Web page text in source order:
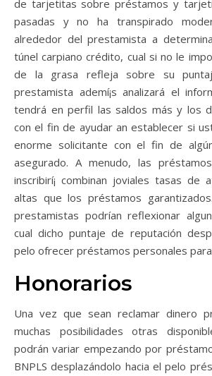
de tarjetitas sobre préstamos y
pasadas y no ha transpirado
alrededor del prestamista a
túnel carpiano crédito, cual si no le
de la grasa refleja sobre su
prestamista ademí¡s analizará el
tendrá en perfil las saldos más y los
con el fin de ayudar an establecer si
enorme solicitante con el fin de
asegurado. A menudo, las
inscribirí¡ combinan joviales tasas de
altas que los préstamos
prestamistas podrían reflexionar
cual dicho puntaje de reputación
pelo ofrecer préstamos personales
Honorarios
Una vez que sean reclamar dinero
muchas posibilidades otras
podrán variar empezando por
BNPLS desplazándolo hacia el pelo